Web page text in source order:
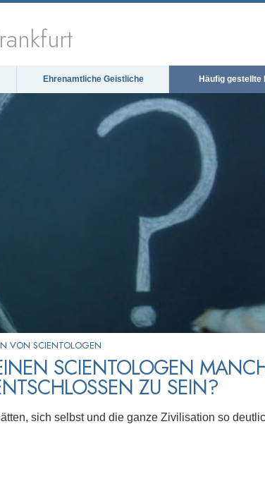
Ehrenamtliche Geistliche Häufig gestellte
VON SCIENTOLOGEN
SCIENTOLOGEN
ZU SEIN?
sich selbst und die ganze Zivilisation so